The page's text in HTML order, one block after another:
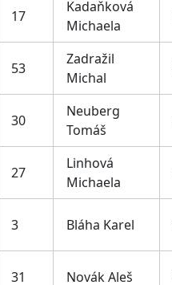
17
Kadaňková
Michaela
53
Zadražil
Michal
30
Neuberg
Tomáš
27
Linhová
Michaela
3 Bláha Karel
31 Novák Aleš